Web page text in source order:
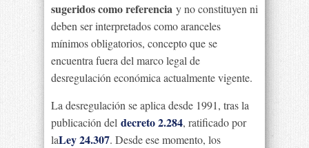
sugeridos como referencia y no constituyen ni
deben ser interpretados como aranceles
mínimos obligatorios, concepto que se
encuentra fuera del marco legal de
desregulación económica actualmente vigente.
La desregulación se aplica desde 1991, tras la
publicación del decreto 2.284, ratificado por
laLey 24.307. Desde ese momento, los